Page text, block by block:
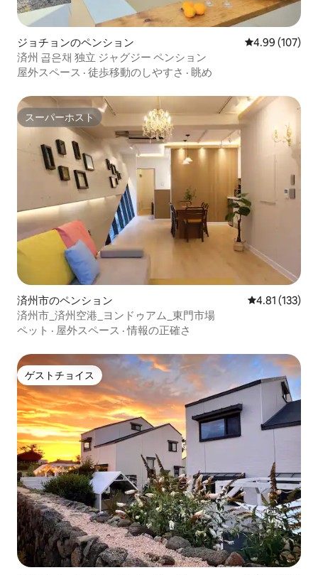
ジョチョンのペンション レビュー107
4.99 (107)
済州 곱은채 独立 ジャグジー ペンション
屋外スペース · 徒歩移動のしやすさ · 眺め
スーパーホスト
スーパーホスト
済州市のペンション レビュー133
4.81 (133)
済州市_済州空港_ヨンドゥアム_東門市場
ペット · 屋外スペース ·情報の正確さ
ゲストチョイス
ゲストチョイス